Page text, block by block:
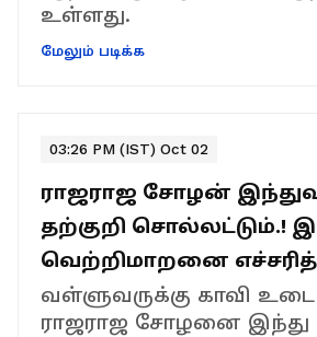
உள்ளது.
மேலும் படிக்க
03:26 PM (IST) Oct 02
ராஜராஜ சோழன்
தற்குறி சொல்லட்டும்.!
வெற்றிமாறனை
வள்ளுவருக்கு காவி உடை
ராஜராஜ சோழனை இந்து